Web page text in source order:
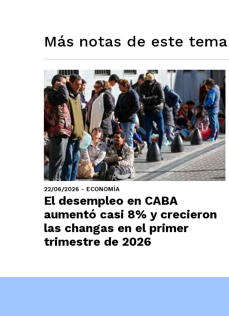
Más notas de este tema
22/06/2026 - ECONOMÍA
El desempleo en CABA
aumentó casi 8% y crecieron
las changas en el primer
trimestre de 2026